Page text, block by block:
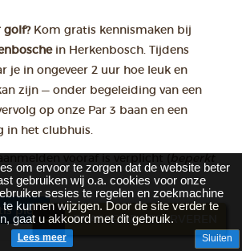
om ervoor te zorgen dat de website beter
gebruiken wij o.a. cookies voor onze
sesies te regelen en zoekmachine
kunnen wijzigen. Door de site verder te
gaat u akkoord met dit gebruik.
Lees meer Sluiten
golf?Kom gratis kennismaken bij
in Herkenbosch. Tijdens
je in ongeveer 2 uur hoe leuk en
zijn — onder begeleiding van een
op onze Par 3 baan en een
in het clubhuis.
vooraf is verplicht (beperkt
plek
BRASSERIE RESERVEREN